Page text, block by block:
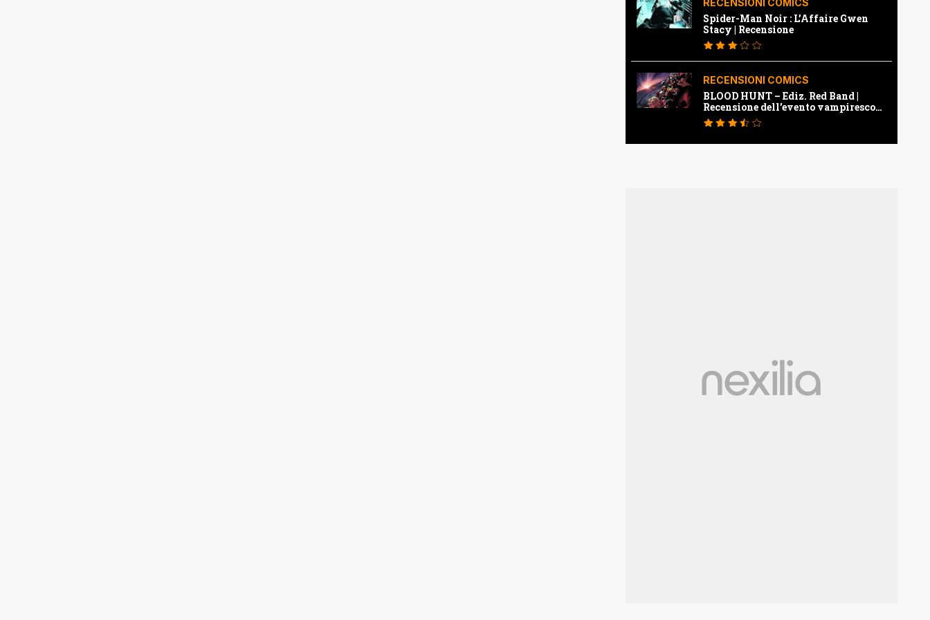
Spider-Man Noir : L’Affaire Gwen
Stacy | Recensione
RECENSIONI COMICS
BLOOD HUNT – Ediz. Red Band |
Recensione dell’evento vampiresco
della Marvel